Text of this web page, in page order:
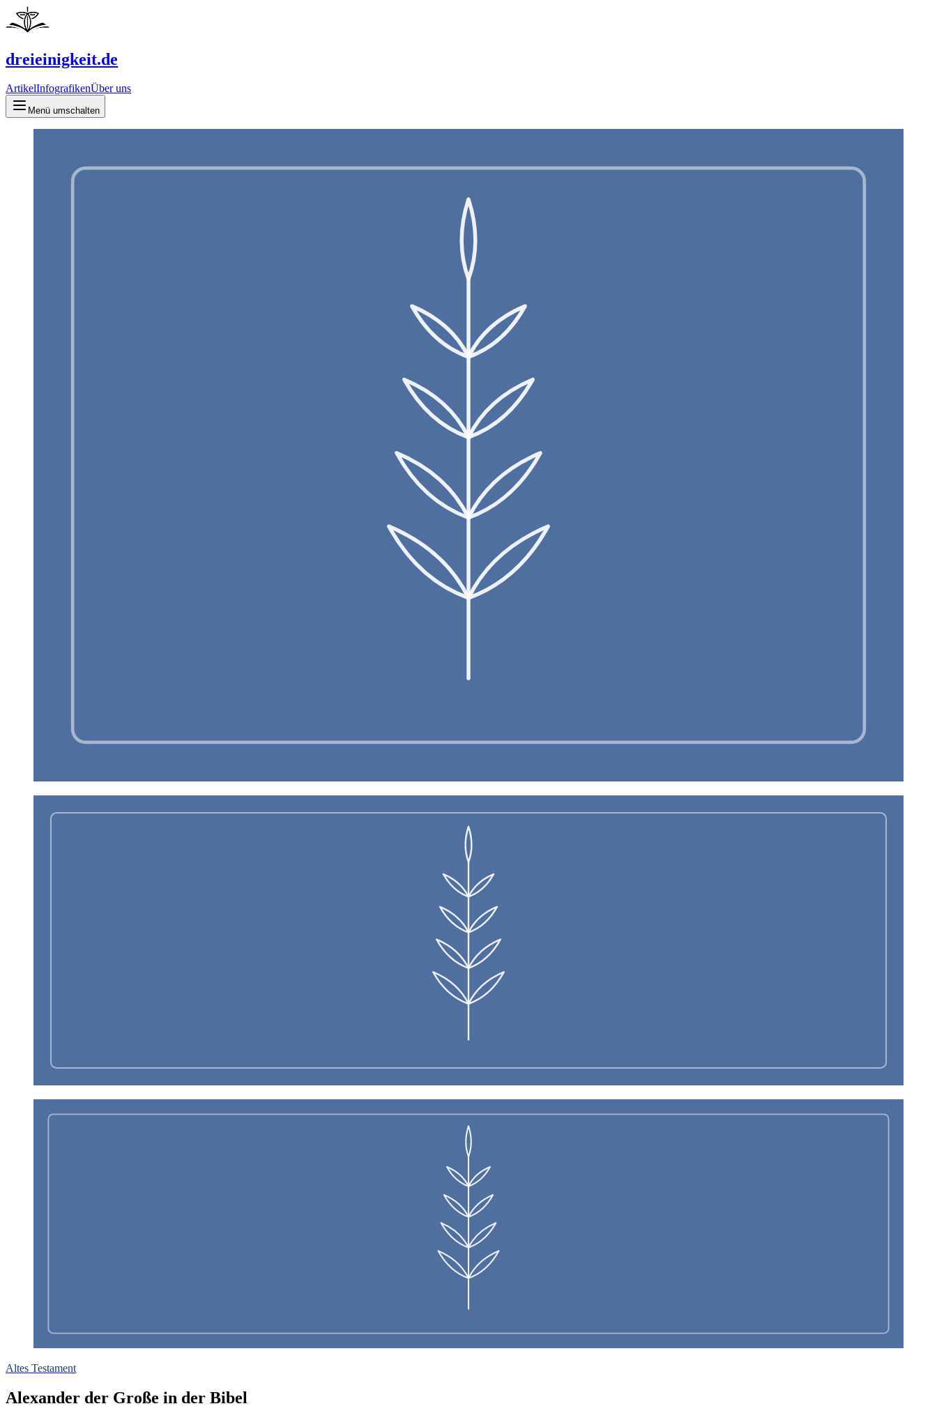
dreieinigkeit.de
ArtikelInfografikenÜber uns
Menü umschalten
Altes Testament
Alexander der Große in der Bibel